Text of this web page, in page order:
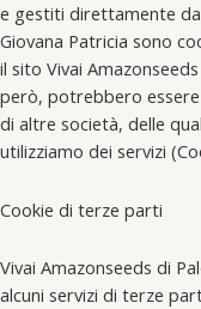
e gestiti direttamente da
Giovana Patricia sono
il sito Vivai
però, potrebbero
di altre società, delle
utilizziamo dei servizi
Cookie di terze parti
Vivai Amazonseeds di
alcuni servizi di terze